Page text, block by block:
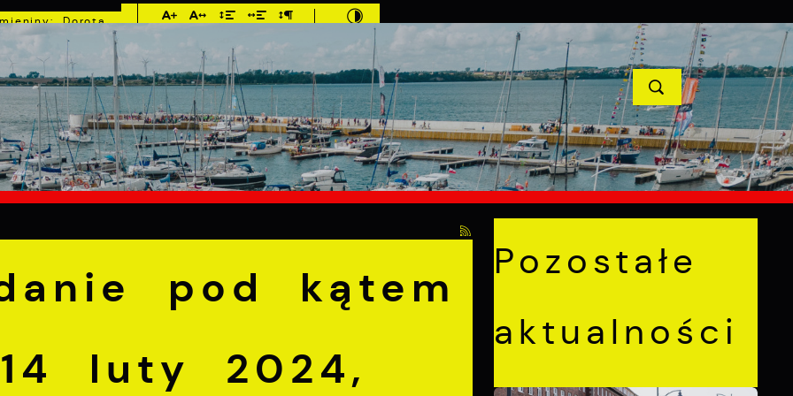
Dorota,
Konrad, Kajetan
MIESZKANIEC TURYSTYKA INWESTYCJE PROJEKTY UNIJNE KONTAKT
badanie pod kątem osteoporozy, 14 luty 2024, Puckie Centrum Medyczne POPRZEDNI NASTĘPNY
pod kątem
luty 2024,
Pozostałe
aktualności